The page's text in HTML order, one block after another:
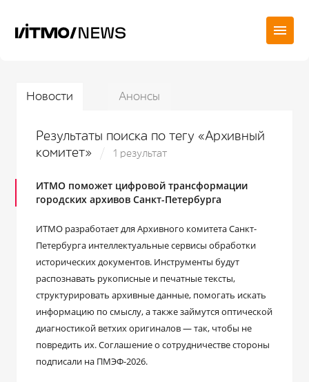
Новости Анонсы
Результаты поиска по тегу «Архивный
комитет»
1 результат
ИТМО поможет цифровой трансформации
городских архивов Санкт-Петербурга
ИТМО разработает для Архивного комитета Санкт-
Петербурга интеллектуальные сервисы обработки
исторических документов. Инструменты будут
распознавать рукописные и печатные тексты,
структурировать архивные данные, помогать искать
информацию по смыслу, а также займутся оптической
диагностикой ветхих оригиналов — так, чтобы не
повредить их. Соглашение о сотрудничестве стороны
подписали на ПМЭФ-2026.